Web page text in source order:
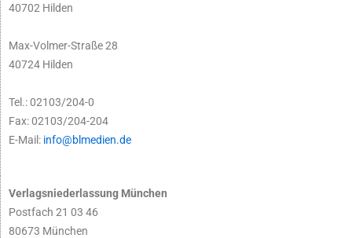
40702 Hilden
Max-Volmer-Straße 28
40724 Hilden
Tel.: 02103/204-0
Fax: 02103/204-204
E-Mail: info@blmedien.de
Verlagsniederlassung München
Postfach 21 03 46
80673 München